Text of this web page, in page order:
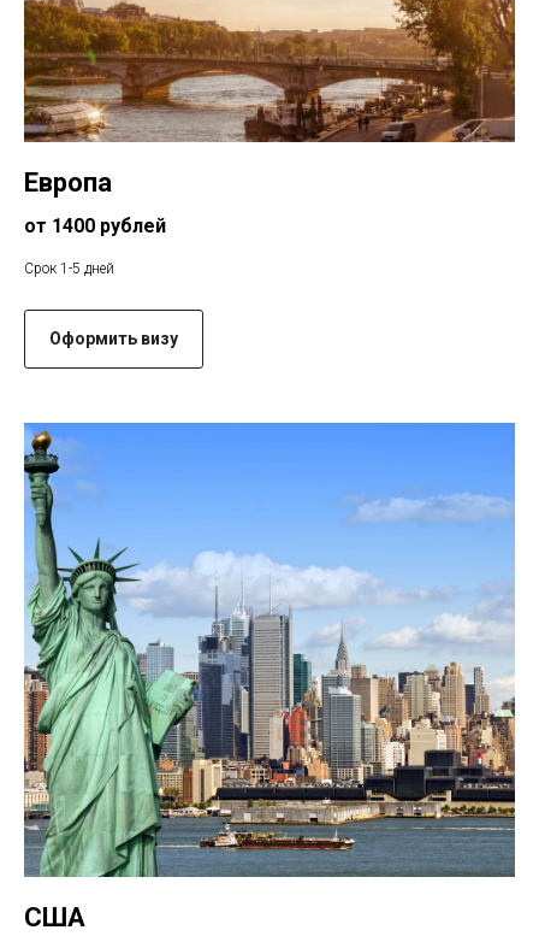
Европа
от 1400 рублей
Срок 1-5 дней
Оформить визу
США